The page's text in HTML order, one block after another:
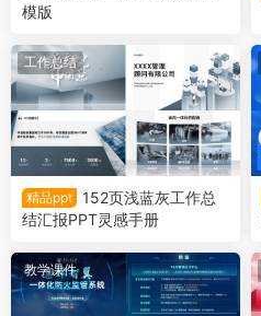
模版
工作总结
精品ppt
152页浅蓝灰工作总
结汇报PPT灵感手册
教学课件